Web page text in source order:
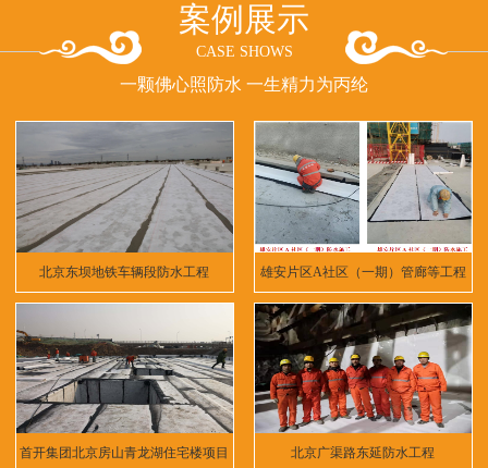
案例展示
CASE SHOWS
一颗佛心照防水 一生精力为丙纶
北京东坝地铁车辆段防水工程 雄安片区A社区（一期）管廊等工程
首开集团北京房山青龙湖住宅楼项目 北京广渠路东延防水工程